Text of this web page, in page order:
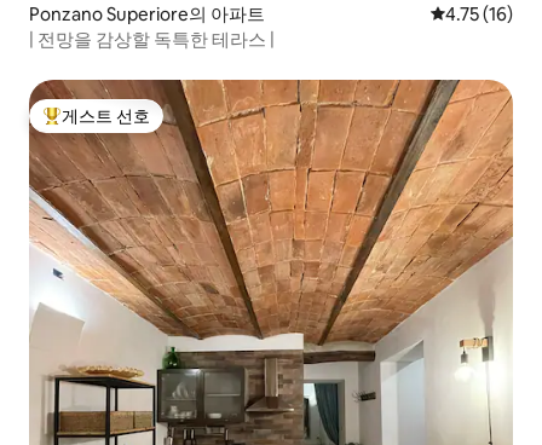
Ponzano Superiore의 아파트 평점 4.75점
4.75 (16)
| 전망을 감상할 독특한 테라스 |
상위 게스트 선호
게스트 선호